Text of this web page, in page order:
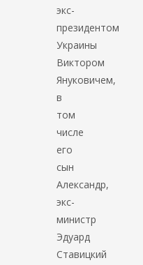
экс-
президентом
Украины
Виктором
Януковичем,
в
том
числе
его
сын
Александр,
экс-
министр
Эдуард
Ставицкий